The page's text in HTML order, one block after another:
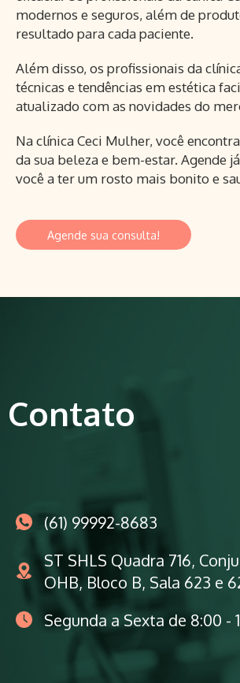
modernos e seguros, além de
resultado para cada paciente.
Além disso, os profissionais da
técnicas e tendências em estética
atualizado com as novidades do
Na clínica Ceci Mulher, você
da sua beleza e bem-estar. Agende
você a ter um rosto mais bonito e
Agende sua consulta!
Contato
(61) 99992-8683
ST SHLS Quadra 716,
OHB, Bloco B, Sala 623 e
Segunda a Sexta de 8:00 -